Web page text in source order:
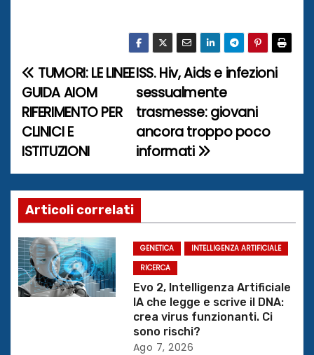
N
a
v
i
g
a
z
i
ISS. Hiv, Aids e infezioni
sessualmente
trasmesse: giovani
ancora troppo poco
informati
TUMORI: LE LINEE
GUIDA AIOM
RIFERIMENTO PER
CLINICI E
ISTITUZIONI
Articoli correlati
GENETICA
INTELLIGENZA ARTIFICIALE
RICERCA
Evo 2, Intelligenza Artificiale
IA che legge e scrive il DNA:
crea virus funzionanti. Ci
sono rischi?
Ago 7, 2026